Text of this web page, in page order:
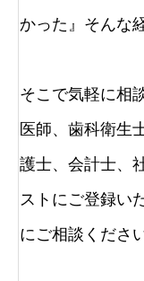
かった』そんな
そこで気軽に相
医師、歯科衛生
護士、会計士、
ストにご登録い
にご相談ください